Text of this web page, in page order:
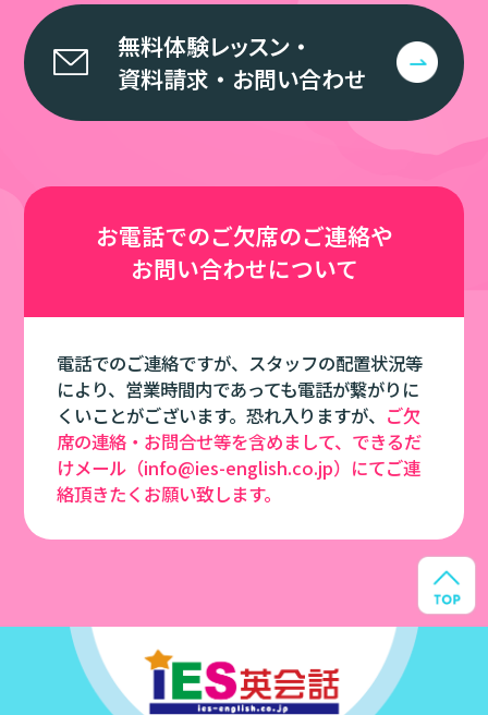
無料体験レッスン・
資料請求 ・ お問い合わせ
お電話でのご欠席のご連絡や
お問い合わせについて
電話でのご連絡ですが、スタッフの配置状況等
により、営業時間内であっても電話が繋がりに
くいことがございます。恐れ入りますが、 ご欠
席の連絡・お問合せ等を含めまして、できるだ
けメール（info@ies-english.co.jp）にてご連
絡頂きたくお願い致します。